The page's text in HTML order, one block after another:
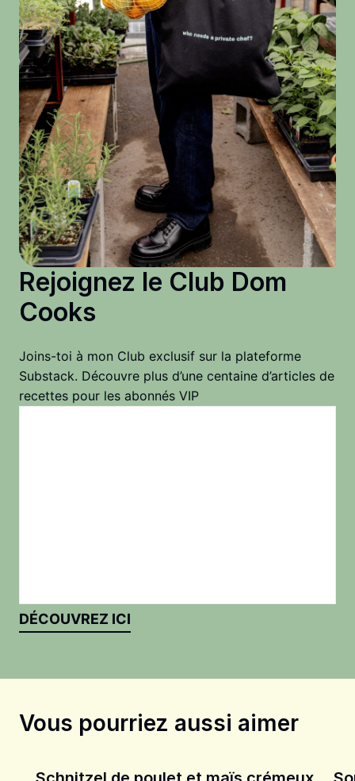
Rejoignez le Club Dom
Cooks
Joins-toi à mon Club exclusif sur la plateforme
Substack. Découvre plus d’une centaine d’articles de
recettes pour les abonnés VIP
DÉCOUVREZ ICI
Vous pourriez aussi aimer